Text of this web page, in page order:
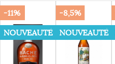
-11%
NOUVEAUTÉ
-8,5%
NOUVEAUTÉ